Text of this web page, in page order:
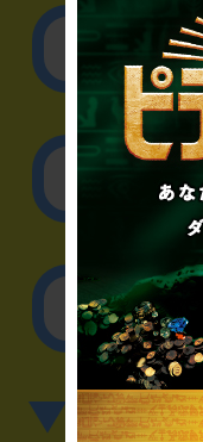
リア
そ
▼英語、